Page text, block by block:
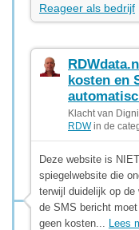
Reageer als bedrijf
kosten en
Klacht van
RDWin de
Deze website is
spiegelwebsite die
terwijl duidelijk op
de SMS bericht
geen kosten... Lees